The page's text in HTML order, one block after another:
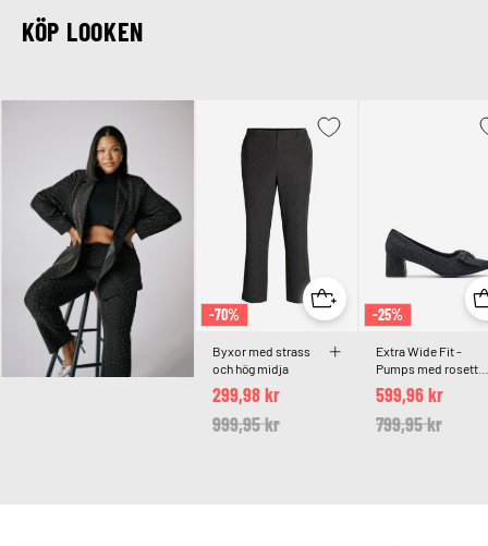
KÖP LOOKEN
-70%
Byxor med strass
och hög midja
Price reduced from
999,95 kr
299,98 kr
-25%
Extra Wide Fit -
Pumps med rosett
och strass
Price reduced
799,95 krto
599,96 kr